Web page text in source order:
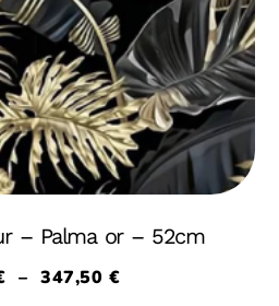
– Palma or – 52cm
– 347,50€